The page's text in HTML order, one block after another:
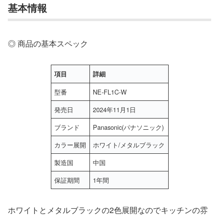
基本情報
◎ 商品の基本スペック
項目 詳細
型番
NE-FL1C-W
発売日
2024年11月1日
ブランド
Panasonic(パナソニック)
カラー展開
ホワイト/メタルブラック
製造国
中国
保証期間
1年間
ホワイトとメタルブラックの2色展開なのでキッチンの雰